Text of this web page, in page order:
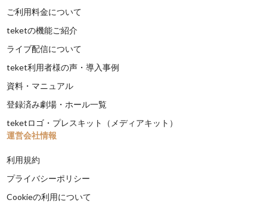
ご利用料金について
teketの機能ご紹介
ライブ配信について
teket利用者様の声・導入事例
資料・マニュアル
登録済み劇場・ホール一覧
teketロゴ・プレスキット（メディアキット）
運営会社情報
利用規約
プライバシーポリシー
Cookieの利用について